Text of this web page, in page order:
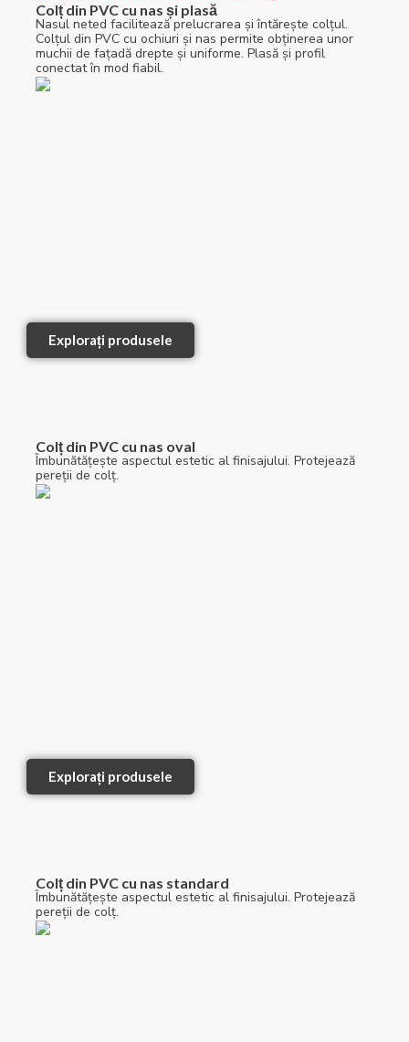
Colț din PVC cu nas și plasă
Nasul neted facilitează prelucrarea și întărește colțul.
Colțul din PVC cu ochiuri și nas permite obținerea unor
muchii de fațadă drepte și uniforme. Plasă și profil
conectat în mod fiabil.
Explorați produsele
Colț din PVC cu nas oval
Îmbunătățește aspectul estetic al finisajului. Protejează
pereții de colț.
Explorați produsele
Colț din PVC cu nas standard
Îmbunătățește aspectul estetic al finisajului. Protejează
pereții de colț.